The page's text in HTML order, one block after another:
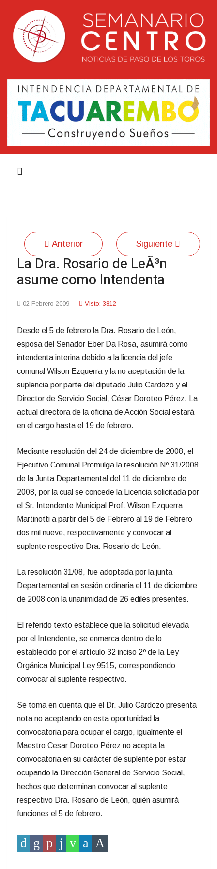
Anterior Siguiente
La Dra. Rosario de LeÃ³n
asume como Intendenta
02 Febrero 2009 Visto: 3812
Desde el 5 de febrero la Dra. Rosario de León,
esposa del Senador Eber Da Rosa, asumirá como
intendenta interina debido a la licencia del jefe
comunal Wilson Ezquerra y la no aceptación de la
suplencia por parte del diputado Julio Cardozo y el
Director de Servicio Social, César Doroteo Pérez. La
actual directora de la oficina de Acción Social estará
en el cargo hasta el 19 de febrero.
Mediante resolución del 24 de diciembre de 2008, el
Ejecutivo Comunal Promulga la resolución Nº 31/2008
de la Junta Departamental del 11 de diciembre de
2008, por la cual se concede la Licencia solicitada por
el Sr. Intendente Municipal Prof. Wilson Ezquerra
Martinotti a partir del 5 de Febrero al 19 de Febrero
dos mil nueve, respectivamente y convocar al
suplente respectivo Dra. Rosario de León.
La resolución 31/08, fue adoptada por la junta
Departamental en sesión ordinaria el 11 de diciembre
de 2008 con la unanimidad de 26 ediles presentes.
El referido texto establece que la solicitud elevada
por el Intendente, se enmarca dentro de lo
establecido por el artículo 32 inciso 2º de la Ley
Orgánica Municipal Ley 9515, correspondiendo
convocar al suplente respectivo.
Se toma en cuenta que el Dr. Julio Cardozo presenta
nota no aceptando en esta oportunidad la
convocatoria para ocupar el cargo, igualmente el
Maestro Cesar Doroteo Pérez no acepta la
convocatoria en su carácter de suplente por estar
ocupando la Dirección General de Servicio Social,
hechos que determinan convocar al suplente
respectivo Dra. Rosario de León, quién asumirá
funciones el 5 de febrero.